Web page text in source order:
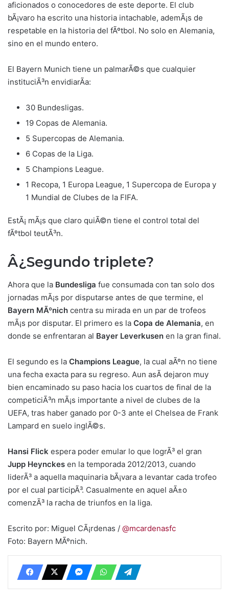
aficionados o conocedores de este deporte. El club
bÃ¡varo ha escrito una historia intachable, ademÃ¡s de
respetable en la historia del fÃºtbol. No solo en Alemania,
sino en el mundo entero.
El Bayern Munich tiene un palmarÃ©s que cualquier
instituciÃ³n envidiarÃ­a:
30 Bundesligas.
19 Copas de Alemania.
5 Supercopas de Alemania.
6 Copas de la Liga.
5 Champions League.
1 Recopa, 1 Europa League, 1 Supercopa de Europa y
1 Mundial de Clubes de la FIFA.
EstÃ¡ mÃ¡s que claro quiÃ©n tiene el control total del
fÃºtbol teutÃ³n.
Â¿Segundo triplete?
Ahora que la Bundesliga fue consumada con tan solo dos
jornadas mÃ¡s por disputarse antes de que termine, el
Bayern MÃºnich centra su mirada en un par de trofeos
mÃ¡s por disputar. El primero es la Copa de Alemania, en
donde se enfrentaran al Bayer Leverkusen en la gran final.
El segundo es la Champions League, la cual aÃºn no tiene
una fecha exacta para su regreso. Aun asÃ­ dejaron muy
bien encaminado su paso hacia los cuartos de final de la
competiciÃ³n mÃ¡s importante a nivel de clubes de la
UEFA, tras haber ganado por 0-3 ante el Chelsea de Frank
Lampard en suelo inglÃ©s.
Hansi Flick espera poder emular lo que logrÃ³ el gran
Jupp Heynckes en la temporada 2012/2013, cuando
liderÃ³ a aquella maquinaria bÃ¡vara a levantar cada trofeo
por el cual participÃ³. Casualmente en aquel aÃ±o
comenzÃ³ la racha de triunfos en la liga.
Escrito por: Miguel CÃ¡rdenas / @mcardenasfc
Foto: Bayern MÃºnich.